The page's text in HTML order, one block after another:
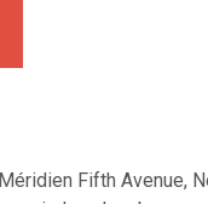
Fifth Avenue,